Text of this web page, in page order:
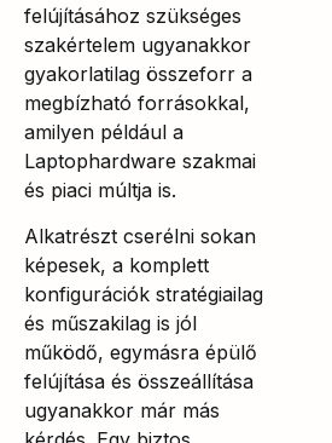
felújításához szükséges
szakértelem ugyanakkor
gyakorlatilag összeforr a
megbízható forrásokkal,
amilyen például a
Laptophardware szakmai
és piaci múltja is.
Alkatrészt cserélni sokan
képesek, a komplett
konfigurációk stratégiailag
és műszakilag is jól
működő, egymásra épülő
felújítása és összeállítása
ugyanakkor már más